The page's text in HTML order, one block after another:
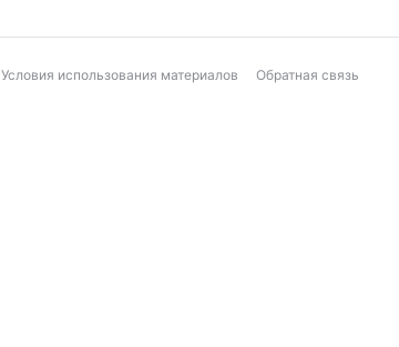
Условия использования материалов Обратная связь